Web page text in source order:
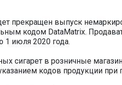
прекращен выпуск
кодом DataMatrix.
1 июля 2020 года.
сигарет в розничные
кодов продукции при